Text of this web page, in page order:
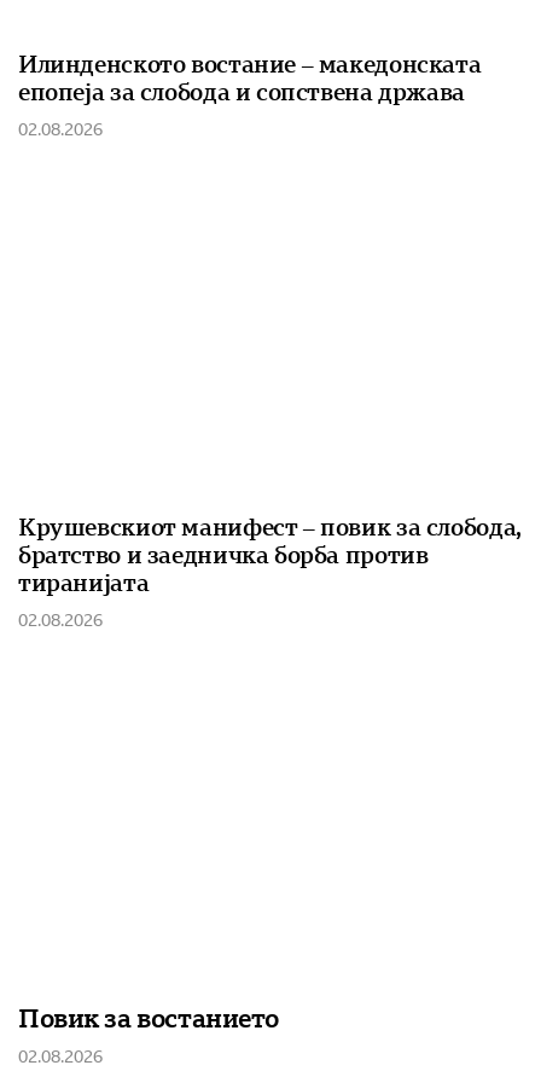
Илинденското востание – македонската
епопеја за слобода и сопствена држава
02.08.2026
Крушевскиот манифест – повик за слобода,
братство и заедничка борба против
тиранијата
02.08.2026
Повик за востанието
02.08.2026